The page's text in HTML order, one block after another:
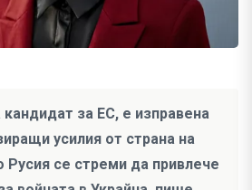
за ЕС, е изправена
усилия от страна на
Русия се стреми да привлече